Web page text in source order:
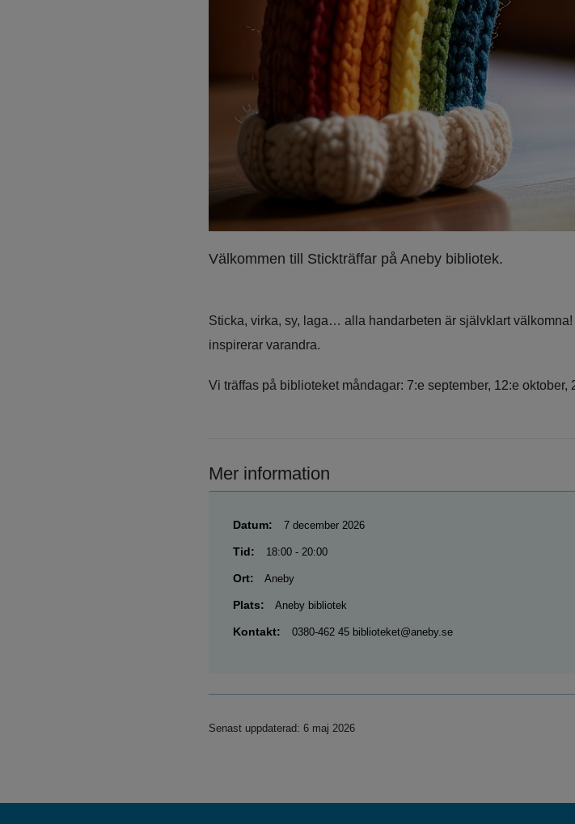
Välkommen till Stickträffar på Aneby bibliotek.
Sticka, virka, sy, laga… alla handarbeten är självklart
inspirerar varandra.
Vi träffas på biblioteket måndagar: 7:e september, 12:e oktober,
Mer information
Datum: 7 december 2026
Tid: 18:00 - 20:00
Ort: Aneby
Plats: Aneby bibliotek
Kontakt: 0380-462 45 biblioteket@aneby.se
Senast uppdaterad: 6 maj 2026